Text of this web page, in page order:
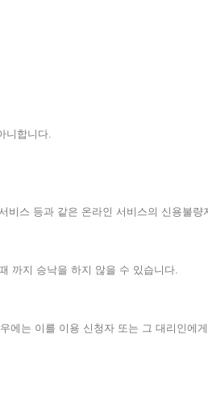
니합니다.
스 등과 같은 온라인 서비스의 신용불량
까지 승낙을 하지 않을 수 있습니다.
는 이를 이용 신청자 또는 그 대리인